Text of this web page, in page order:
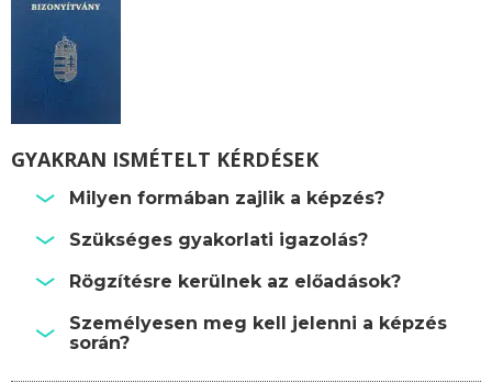
GYAKRAN ISMÉTELT KÉRDÉSEK
Milyen formában zajlik a képzés?
Szükséges gyakorlati igazolás?
Rögzítésre kerülnek az előadások?
Személyesen meg kell jelenni a képzés
során?